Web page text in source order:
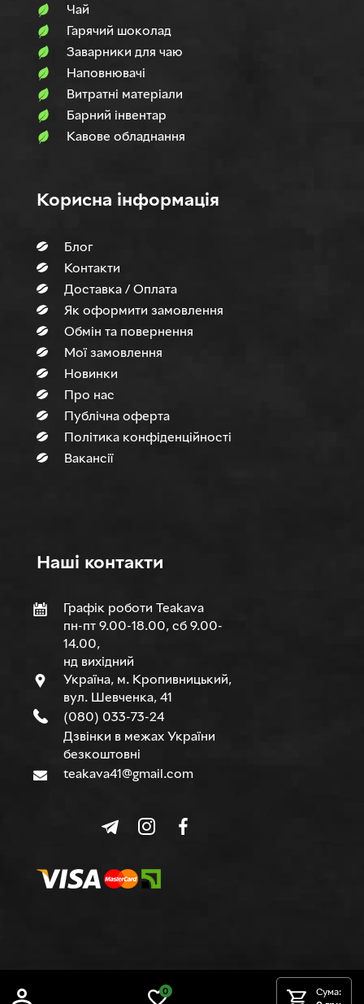
0
Сума:
Чай
Гарячий шоколад
Заварники для чаю
Наповнювачi
Витратні матеріали
Барний інвентар
Кавове обладнання
Корисна інформація
Блог
Контакти
Доставка / Оплата
Як оформити замовлення
Обмін та повернення
Мої замовлення
Новинки
Про нас
Публічна оферта
Політика конфіденційності
Вакансії
Нашi контакти
Графік роботи Teakava
пн-пт 9.00-18.00, сб 9.00-
14.00,
нд вихідний
Україна, м. Кропивницький,
вул. Шевченка, 41
(080) 033-73-24
Дзвінки в межах України
безкоштовні
teakava41@gmail.com
© TEAKAVA, 2015-2026 р.